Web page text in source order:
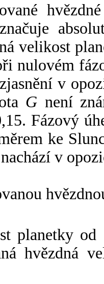
velikost
nulovém
v
G není
Fázový
ke
v
planetky od
hvězdná